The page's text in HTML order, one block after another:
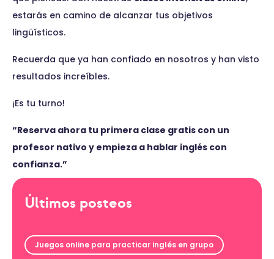
estarás en camino de alcanzar tus objetivos
lingüísticos.
Recuerda que ya han confiado en nosotros y han visto
resultados increíbles.
¡Es tu turno!
“Reserva ahora tu primera clase gratis con un
profesor nativo y empieza a hablar inglés con
confianza.”
Últimos posteos
Juegos online para practicar inglés en grupo